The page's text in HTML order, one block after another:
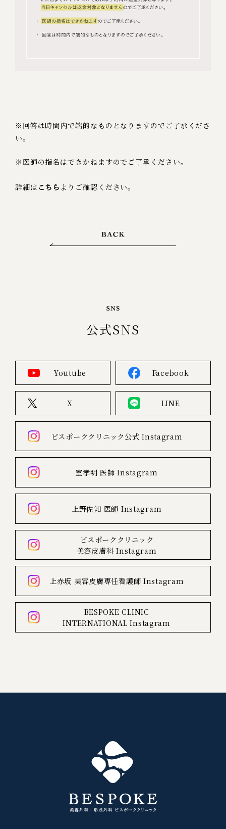
※回答は時間内で端的なものとなりますのでご了承くださ
い。
※医師の指名はできかねますのでご了承ください。
詳細は こちら よりご確認ください。
公式SNS
Youtube Facebook
X LINE
ビスポーククリニック公式 Instagram
室孝明 医師 Instagram
上野佐知 医師 Instagram
ビスポーククリニック
美容皮膚科 Instagram
上赤坂 美容皮膚専任看護師 Instagram
BESPOKE CLINIC
INTERNATIONAL Instagram